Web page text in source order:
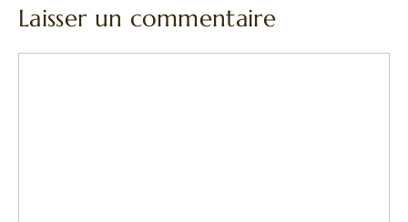
Laisser un commentaire